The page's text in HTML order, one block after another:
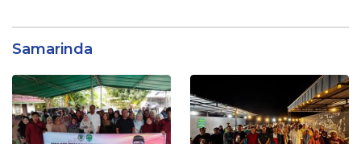
Samarinda